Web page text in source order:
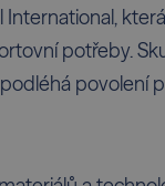
International,
potřeby.
povolení